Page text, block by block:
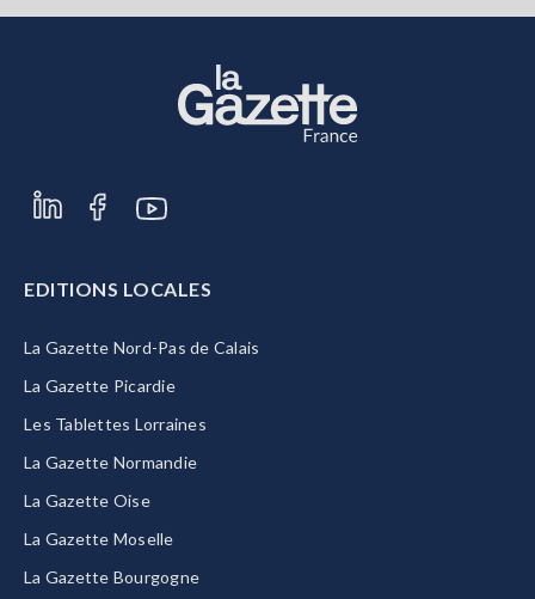
EDITIONS LOCALES
La Gazette Nord-Pas de Calais
La Gazette Picardie
Les Tablettes Lorraines
La Gazette Normandie
La Gazette Oise
La Gazette Moselle
La Gazette Bourgogne